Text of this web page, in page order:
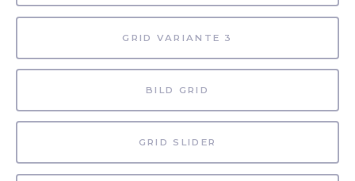
GRID VARIANTE 3
BILD GRID
GRID SLIDER